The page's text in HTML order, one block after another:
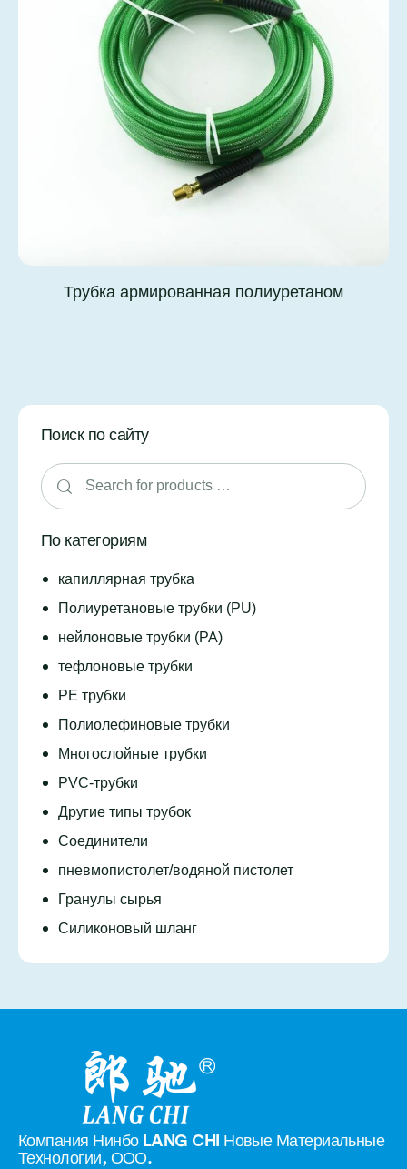
Трубка армированная полиуретаном
Поиск по сайту
По категориям
капиллярная трубка
Полиуретановые трубки (PU)
нейлоновые трубки (PA)
тефлоновые трубки
PE трубки
Полиолефиновые трубки
Многослойные трубки
PVC-трубки
Другие типы трубок
Соединители
пневмопистолет/водяной пистолет
Гранулы сырья
Силиконовый шланг
Компания Нинбо LANG CHI Новые Материальные
Технологии, ООО.